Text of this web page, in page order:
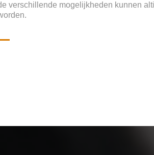
verschillende mogelijkheden kunnen